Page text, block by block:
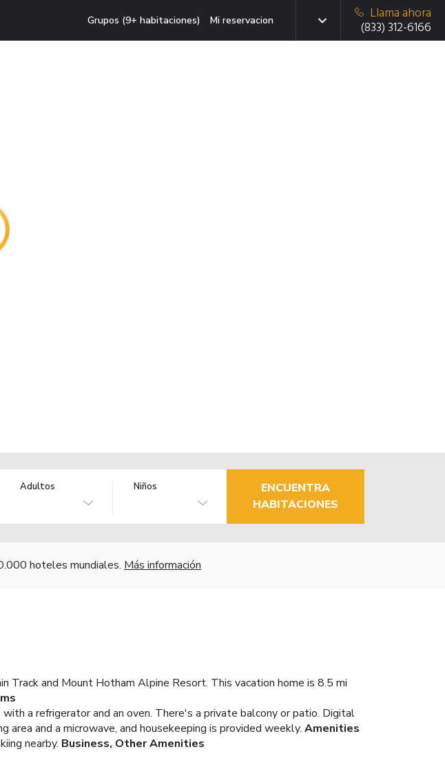
Grupos (9+ habitaciones) Mi reservacion
Llama ahora
(833) 312-6166
Adultos Niños
ENCUENTRA
HABITACIONES
hoteles mundiales. Más información
Track and Mount Hotham Alpine Resort. This vacation home is 8.5 mi
a refrigerator and an oven. There's a private balcony or patio. Digital
and a microwave, and housekeeping is provided weekly. Amenities
nearby. Business, Other Amenities